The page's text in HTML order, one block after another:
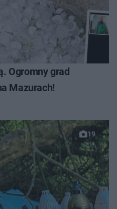
Ogromny grad
Mazurach!
19